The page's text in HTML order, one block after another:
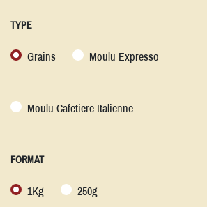
TYPE
Grains Moulu Expresso
Moulu Cafetiere Italienne
FORMAT
1Kg 250g